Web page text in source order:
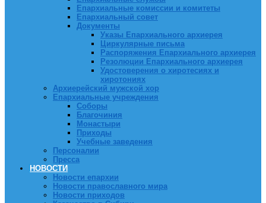
Епархиальные комиссии и комитеты
Епархиальный совет
Документы
Указы Епархиального архиерея
Циркулярные письма
Распоряжения Епархиального архиерея
Резолюции Епархиального архиерея
Удостоверения о хиротесиях и
хиротониях
Архиерейский мужской хор
Епархиальные учреждения
Соборы
Благочиния
Монастыри
Приходы
Учебные заведения
Персоналии
Пресса
НОВОСТИ
Новости епархии
Новости православного мира
Новости приходов